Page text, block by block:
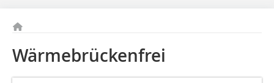
Wärmebrückenfrei